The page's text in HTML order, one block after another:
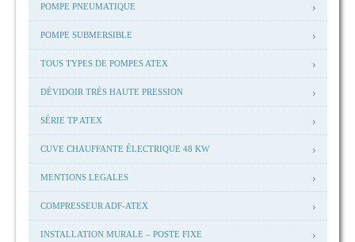
POMPE PNEUMATIQUE
POMPE SUBMERSIBLE
TOUS TYPES DE POMPES ATEX
DÉVIDOIR TRÈS HAUTE PRESSION
SÉRIE TP ATEX
CUVE CHAUFFANTE ÉLECTRIQUE 48 KW
MENTIONS LEGALES
COMPRESSEUR ADF-ATEX
INSTALLATION MURALE – POSTE FIXE